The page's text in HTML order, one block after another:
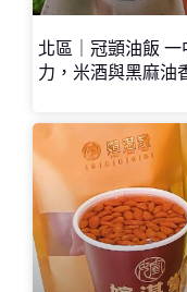
北區｜冠顗油飯
力，米酒與黑麻油